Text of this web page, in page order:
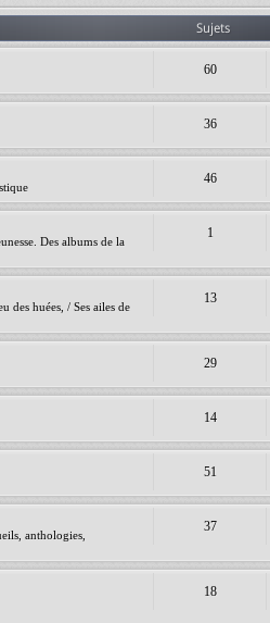
Sujets
60
36
46
Des albums de la
1
des huées, / Ses ailes de
13
29
14
51
anthologies,
37
18